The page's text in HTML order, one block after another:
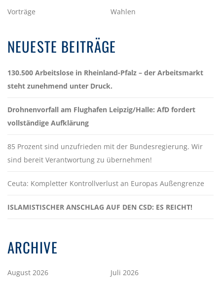
Vorträge
Wahlen
NEUESTE BEITRÄGE
130.500 Arbeitslose in Rheinland-Pfalz – der Arbeitsmarkt
steht zunehmend unter Druck.
Drohnenvorfall am Flughafen Leipzig/Halle: AfD fordert
vollständige Aufklärung
85 Prozent sind unzufrieden mit der Bundesregierung. Wir
sind bereit Verantwortung zu übernehmen!
Ceuta: Kompletter Kontrollverlust an Europas Außengrenze
ISLAMISTISCHER ANSCHLAG AUF DEN CSD: ES REICHT!
ARCHIVE
August 2026 Juli 2026